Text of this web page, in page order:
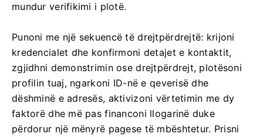
mundur verifikimi i plotë.
Punoni me një sekuencë të drejtpërdrejtë: krijoni
kredencialet dhe konfirmoni detajet e kontaktit,
zgjidhni demonstrimin ose drejtpërdrejt, plotësoni
profilin tuaj, ngarkoni ID-në e qeverisë dhe
dëshminë e adresës, aktivizoni vërtetimin me dy
faktorë dhe më pas financoni llogarinë duke
përdorur një mënyrë pagese të mbështetur. Prisni